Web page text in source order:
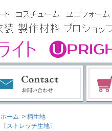
ホーム > 柄生地
〔ストレッチ生地〕